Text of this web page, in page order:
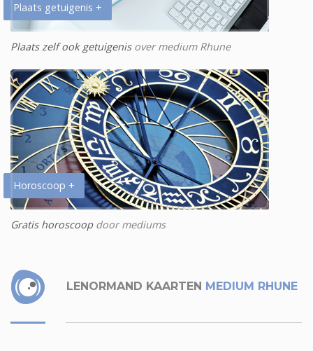
Plaats getuigenis +
Plaats zelf ook getuigenisover medium Rhune
Horoscoop +
Gratis horoscoopdoor mediums
LENORMAND KAARTEN MEDIUM RHUNE